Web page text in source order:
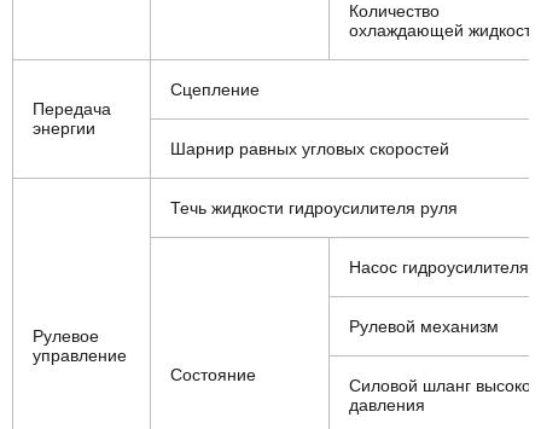
Количество
охлаждающей жидкости
Передача
энергии
Сцепление
Шарнир равных угловых скоростей
Рулевое
управление
Течь жидкости гидроусилителя руля
Состояние
Насос гидроусилителя
Рулевой механизм
Силовой шланг
давления